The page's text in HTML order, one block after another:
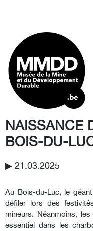
NAISSANCE
BOIS-DU-
▶︎ 21.03.2025
Au Bois-du-Luc, le
défiler lors des
mineurs. Néanmoins,
essentiel dans les